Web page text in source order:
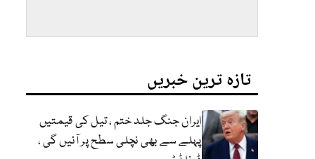
تازہ ترین خبریں
ایران جنگ جلد ختم ، تیل کی قیمتیں
پہلے سے بھی نچلی سطح پر آئیں گی ،